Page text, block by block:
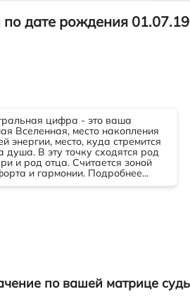
дате рождения
по вашей матрице